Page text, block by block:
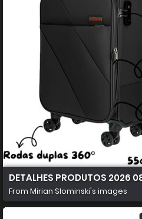
DETALHES PRODUTOS 2026
From Mirian Slominski's images